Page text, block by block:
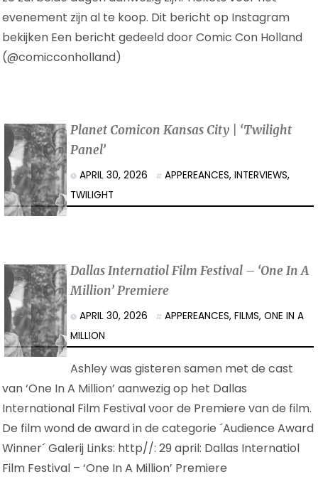
evenement zijn al te koop. Dit bericht op Instagram
bekijken Een bericht gedeeld door Comic Con Holland
(@comicconholland)
Planet Comicon Kansas City | ‘Twilight
Panel’
APRIL 30, 2026 APPEREANCES,INTERVIEWS,
TWILIGHT
Dallas Internatiol Film Festival – ‘One In A
Million’ Premiere
APRIL 30, 2026 APPEREANCES,FILMS,ONE IN A
MILLION
Ashley was gisteren samen met de cast
van ‘One In A Million’ aanwezig op het Dallas
International Film Festival voor de Premiere van de film.
De film wond de award in de categorie ´Audience Award
Winner´ Galerij Links: http//: 29 april: Dallas Internatiol
Film Festival – ‘One In A Million’ Premiere